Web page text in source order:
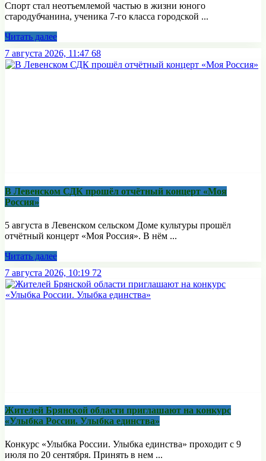
Спорт стал неотъемлемой частью в жизни юного
стародубчанина, ученика 7-го класса городской ...
Читать далее
7 августа 2026, 11:47 68
В Левенском СДК прошёл отчётный концерт «Моя
Россия»
5 августа в Левенском сельском Доме культуры прошёл
отчётный концерт «Моя Россия». В нём ...
Читать далее
7 августа 2026, 10:19 72
Жителей Брянской области приглашают на конкурс
«Улыбка России. Улыбка единства»
Конкурс «Улыбка России. Улыбка единства» проходит с 9
июля по 20 сентября. Принять в нем ...